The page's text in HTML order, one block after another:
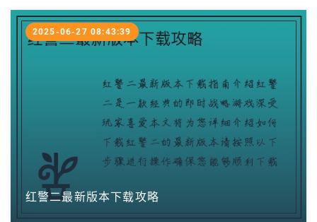
红警二最新版本下载攻略
2025-06-27 08:43:39